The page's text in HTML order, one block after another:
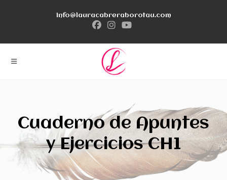
info@lauracabreraborotau.com
Cuaderno de Apuntes
y Ejercicios CH1